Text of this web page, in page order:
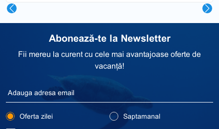
Abonează-te la Newsletter
Fii mereu la curent cu cele mai avantajoase oferte de
vacanță!
Oferta zilei Saptamanal